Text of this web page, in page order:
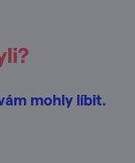
mohly líbit.